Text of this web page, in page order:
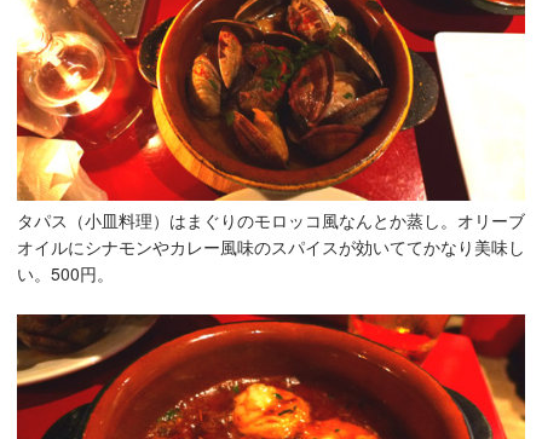
タパス（小皿料理）はまぐりのモロッコ風なんとか蒸し。オリーブ
オイルにシナモンやカレー風味のスパイスが効いててかなり美味し
い。500円。